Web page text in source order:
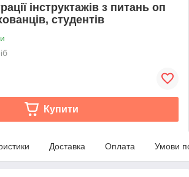
інструктажів з питань оп
студентів
Купити
Доставка Оплата Умови